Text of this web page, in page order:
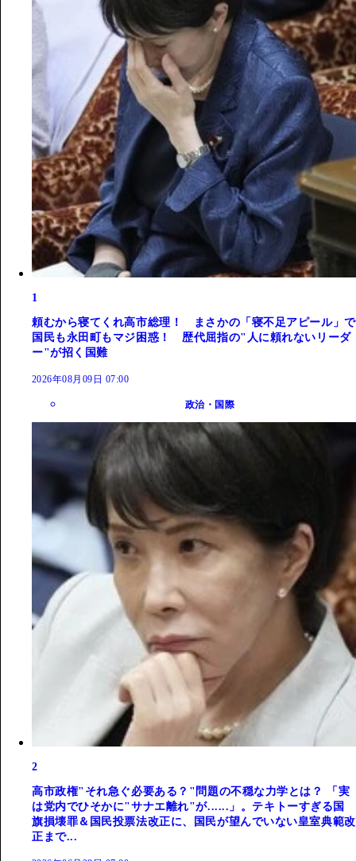
1
頼むから寝てくれ高市総理！ まさかの「寝不足アピール」で
国民も永田町もマジ困惑！ 歴代屈指の"人に頼れないリーダ
ー"が招く国難
2026年08月09日 07:00
政治・国際
2
高市政権"それ急ぐ必要ある？"問題の不穏な力学とは？ 「実
は党内でひそかに"サナエ離れ"が......」。テキトーすぎる国
旗損壊罪＆国民投票法改正に、国民が望んでいない皇室典範改
正まで...